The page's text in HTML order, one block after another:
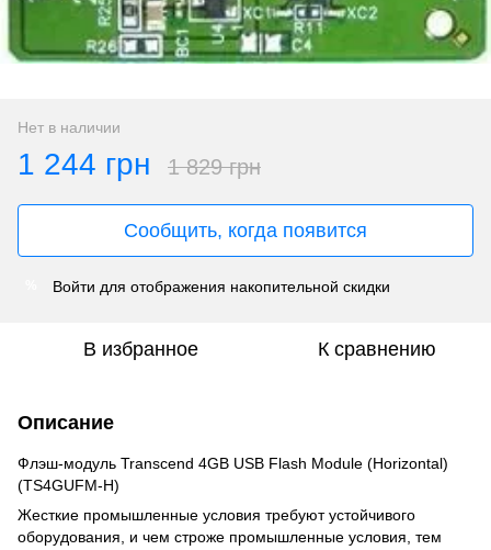
Нет в наличии
1 244 грн 1 829 грн
Сообщить, когда появится
Войти для отображения накопительной скидки
В избранное К сравнению
Описание
Флэш-модуль Transcend 4GB USB Flash Module (Horizontal)
(TS4GUFM-H)
Жесткие промышленные условия требуют устойчивого
оборудования, и чем строже промышленные условия, тем